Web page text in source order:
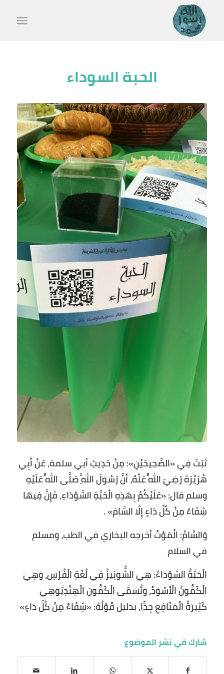
الحبة السوداء
ثَبَتَ فِي «الصَّحِيحَيْنِ»: مِنْ حَدِيثِ أبي سلمة، عَنْ أَبِي
هُرَيْرَةَ رَضِيَ اللَّهُ عَنْهُ، أَنَّ رَسُولَ اللَّهِ صَلَّى اللَّهُ عَلَيْهِ
وسلم قال: «عَلَيْكُمْ بِهَذِهِ الْحَبَّةِ السَّوْدَاءِ، فَإِنَّ فِيهَا
شِفَاءً مِنْ كُلِّ دَاءٍ إِلَّا السَّامَ» .
وَالسَّامُ: الْمَوْتُ أخرجه البخاري في الطب، ومسلم
في السلام
الْحَبَّةُ السَّوْدَاءُ: هِيَ الشُّونِيزُ فِي لُغَةِ الْفُرْسِ، وَهِيَ
الْكَمُّونُ الْأَسْوَدُ، وَتُسَمَّى الْكَمُّونَ الْهِنْدِيَّوَهِيَ
كَثِيرَةُ الْمَنَافِعِ جِدًّا، بدليل قَوْلُهُ: «شِفَاءً مِنْ كُلِّ دَاءٍ»
شارك في نشر الموضوع